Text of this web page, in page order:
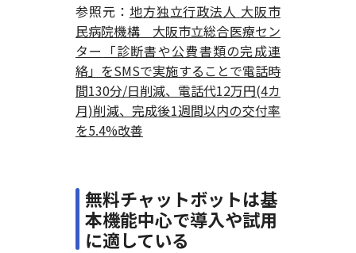
参照元： 地方独立行政法人 大阪市
民病院機構 大阪市立総合医療セン
ター 「診断書や公費書類の完成連
絡」をSMSで実施することで電話時
間130分/日削減、電話代12万円(4カ
月)削減、完成後1週間以内の交付率
を5.4%改善
無料チャットボットは基
本機能中心で導入や試用
に適している